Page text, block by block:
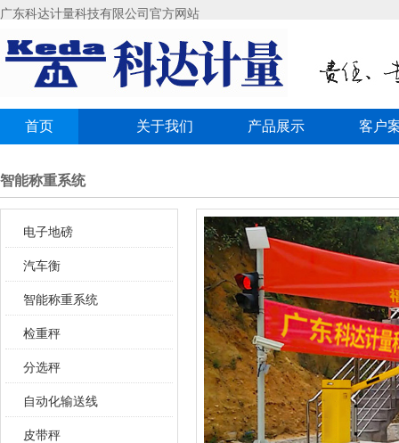
广东科达计量科技有限公司官方网站
首页 关于我们 产品展示 客户
智能称重系统
电子地磅
汽车衡
智能称重系统
检重秤
分选秤
自动化输送线
皮带秤